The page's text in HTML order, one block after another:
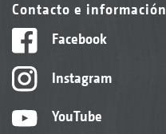
Contacto e información
Facebook
Instagram
YouTube